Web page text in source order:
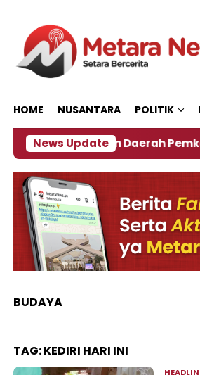
HOME NUSANTARA POLITIK
News Update
Pinjaman Daerah Pemkab
BUDAYA
TAG:KEDIRI HARI INI